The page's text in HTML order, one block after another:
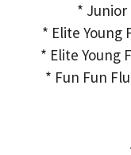
* Junior
* Elite Young
* Elite Young
* Fun Fun